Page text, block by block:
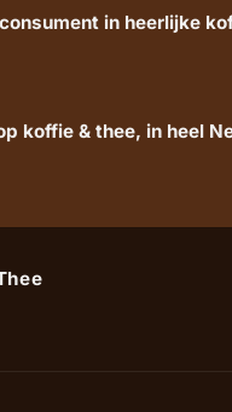
in heerlijke
koffie & thee, in heel